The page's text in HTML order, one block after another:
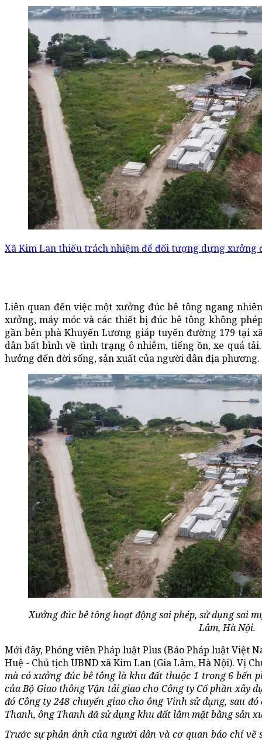
Xã Kim Lan thiếu trách nhiệm để đối tượng dựng xưởng
Liên quan đến việc một xưởng đúc bê tông ngang
xưởng, máy móc và các thiết bị đúc bê tông không
gần bên phà Khuyến Lương giáp tuyến đường 179 tại
dân bất bình về tình trạng ô nhiễm, tiếng ồn, xe quá
hưởng đến đời sống, sản xuất của người dân địa phương.
Xưởng đúc bê tông hoạt động sai phép, sử dụng sai
Lâm, Hà Nội.
Mới đây, Phóng viên Pháp luật Plus (Báo Pháp luật Việt
Huệ - Chủ tịch UBND xã Kim Lan (Gia Lâm, Hà Nội). Vị
mà có xưởng đúc bê tông là khu đất thuộc 1 trong 6 bến
của Bộ Giao thông Vận tải giao cho Công ty Cổ phần xây
đó Công ty 248 chuyển giao cho ông Vinh sử dụng, sau
Thanh, ông Thanh đã sử dụng khu đất lằm mặt bằng sản
Trước sự phản ánh của người dân và cơ quan báo chí về